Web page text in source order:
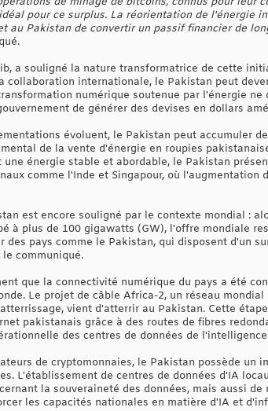
pour ce surplus. La réorientation de l'énergie
au Pakistan de convertir un passif financier de
a souligné la nature transformatrice de cette
collaboration internationale, le Pakistan peut
numérique soutenue par l'énergie
de générer des devises en dollars
évoluent, le Pakistan peut accumuler
de la vente d'énergie en roupies
énergie stable et abordable, le Pakistan
comme l'Inde et Singapour, où
est encore souligné par le contexte mondial :
à plus de 100 gigawatts (GW), l'offre mondiale
des pays comme le Pakistan, qui disposent d'un
communiqué.
que la connectivité numérique du pays a été
Le projet de câble Africa-2, un réseau
vient d'atterrir au Pakistan. Cette
pakistanais grâce à des routes de fibres
des centres de données de
de cryptomonnaies, le Pakistan possède un
L'établissement de centres de données d'IA
la souveraineté des données, mais aussi
les capacités nationales en matière d'IA et